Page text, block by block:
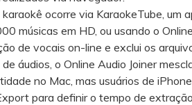
ocorre via KaraokeTube, um
músicas em HD, ou usando o
de vocais on-line e exclui os
áudios, o Online Audio Joiner
no Mac, mas usuários de
para definir o tempo de